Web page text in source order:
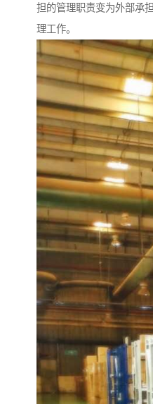
担的管理职责变为外部承
理工作。